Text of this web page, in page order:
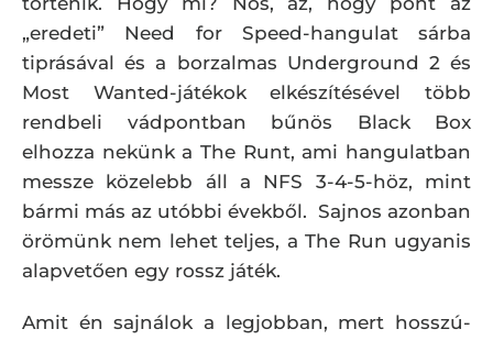
„eredeti” Need for Speed-hangulat sárba
tiprásával és a borzalmas Underground 2 és
Most Wanted-játékok elkészítésével több
rendbeli vádpontban bűnös Black Box
elhozza nekünk a The Runt, ami hangulatban
messze közelebb áll a NFS 3-4-5-höz, mint
bármi más az utóbbi évekből. Sajnos azonban
örömünk nem lehet teljes, a The Run ugyanis
alapvetően egy rossz játék.
Amit én sajnálok a legjobban, mert hosszú-